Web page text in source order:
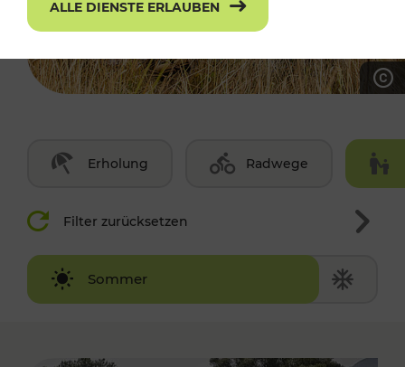
Erholung Radwege
Filter zurücksetzen
Sommer
Winter
ALLE DIENSTE ERLAUBEN